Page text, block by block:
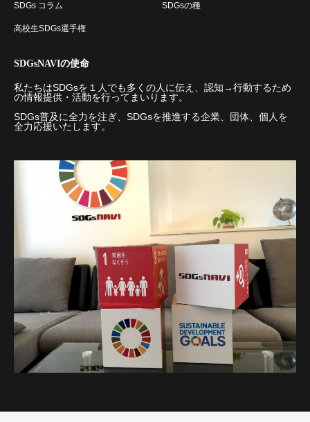
SDGs コラム SDGsの種
高校生SDGs選手権
SDGsNAVIの使命
私たちはSDGsを１人でも多くの人に伝え、認知→行動するため
の情報提供・活動を行ってまいります。
SDGs普及に全力を注ぎ、SDGsを推進する企業、団体、個人を
全力応援いたします。